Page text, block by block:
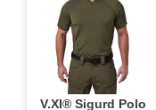
V.XI® Sigurd Polo